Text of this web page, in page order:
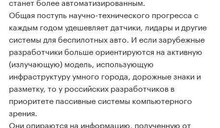
Общая поступь научно-технического прогресса с
каждым годом удешевляет датчики, лидары и другие
системы для беспилотных авто. И если зарубежные
разработчики больше ориентируются на активную
(излучающую) модель, использующую
инфраструктуру умного города, дорожные знаки и
разметку, то у российских разработчиков в
приоритете пассивные системы компьютерного
зрения.
Они опираются на информацию, полученную от